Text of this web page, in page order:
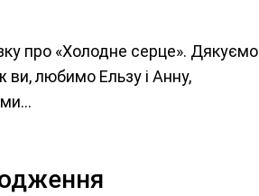
про «Холодне серце». Дякуємо
ви, любимо Ельзу і Анну,